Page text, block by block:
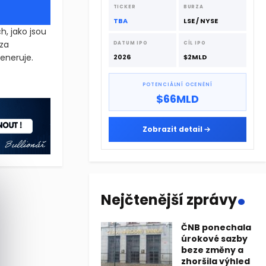
jako jsou
jsou README.md nebo LICENSE.txt. Protože modely
jsou README.md nebo LICENSE.txt. Protože modely
dodavatelskému řetězci.
TICKER
TBA
BURZA
LSE / NYSE
DATUM IPO
2026
CÍL IPO
$2MLD
POTENCIÁLNÍ OCENĚNÍ
$66MLD
Zobrazit detail
Nejčtenější zprávy.
ČNB ponechala
úrokové sazby
beze změny a
zhoršila výhled